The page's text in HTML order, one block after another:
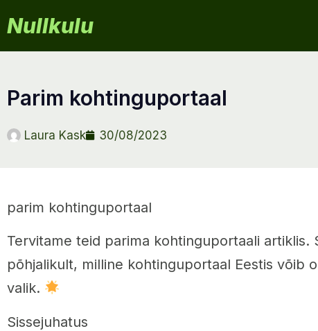
Nullkulu
parim kohtinguportaal
Laura Kask 30/08/2023
parim kohtinguportaal
Tervitame teid parima kohtinguportaali artiklis.
põhjalikult, milline kohtinguportaal Eestis võib
valik.
Sissejuhatus